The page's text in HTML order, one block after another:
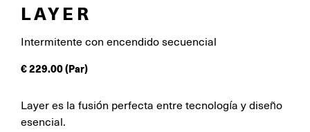
LAYER
Intermitente con encendido secuencial
€229.00(Par)
Layer es la fusión perfecta entre tecnología y diseño
esencial.